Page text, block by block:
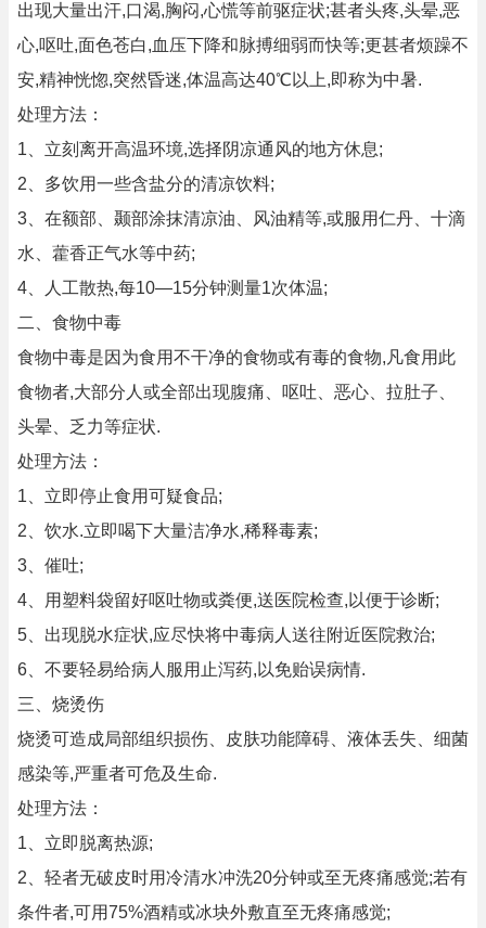
出现大量出汗,口渴,胸闷,心慌等前驱症状;甚者头疼,头晕,恶
心,呕吐,面色苍白,血压下降和脉搏细弱而快等;更甚者烦躁不
安,精神恍惚,突然昏迷,体温高达40℃以上,即称为中暑.
处理方法：
1、立刻离开高温环境,选择阴凉通风的地方休息;
2、多饮用一些含盐分的清凉饮料;
3、在额部、颞部涂抹清凉油、风油精等,或服用仁丹、十滴
水、藿香正气水等中药;
4、人工散热,每10—15分钟测量1次体温;
二、食物中毒
食物中毒是因为食用不干净的食物或有毒的食物,凡食用此
食物者,大部分人或全部出现腹痛、呕吐、恶心、拉肚子、
头晕、乏力等症状.
处理方法：
1、立即停止食用可疑食品;
2、饮水.立即喝下大量洁净水,稀释毒素;
3、催吐;
4、用塑料袋留好呕吐物或粪便,送医院检查,以便于诊断;
5、出现脱水症状,应尽快将中毒病人送往附近医院救治;
6、不要轻易给病人服用止泻药,以免贻误病情.
三、烧烫伤
烧烫可造成局部组织损伤、皮肤功能障碍、液体丢失、细菌
感染等,严重者可危及生命.
处理方法：
1、立即脱离热源;
2、轻者无破皮时用冷清水冲洗20分钟或至无疼痛感觉;若有
条件者,可用75%酒精或冰块外敷直至无疼痛感觉;